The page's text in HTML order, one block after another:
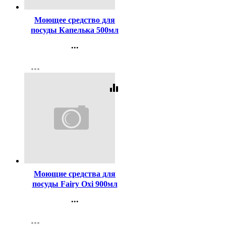
Моющее средство для
посуды Капелька 500мл
...
Регистрация
more_horiz
equalizer
Моющие средства для
посуды Fairy Oxi 900мл
...
Регистрация
more_horiz